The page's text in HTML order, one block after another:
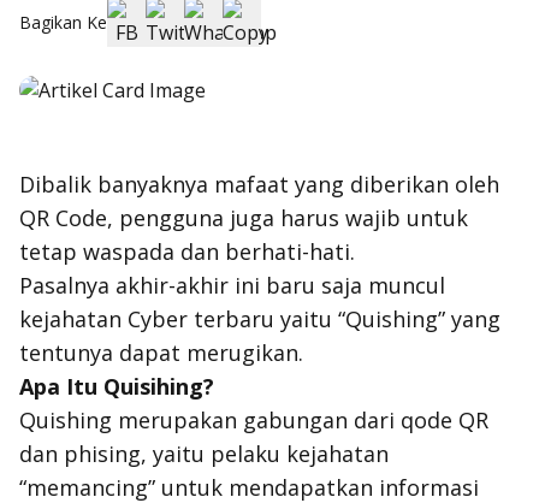
Bagikan Ke
Dibalik banyaknya mafaat yang diberikan oleh
QR Code, pengguna juga harus wajib untuk
tetap waspada dan berhati-hati.
Pasalnya akhir-akhir ini baru saja muncul
kejahatan Cyber terbaru yaitu “Quishing” yang
tentunya dapat merugikan.
Apa Itu Quisihing?
Quishing merupakan gabungan dari qode QR
dan phising, yaitu pelaku kejahatan
“memancing” untuk mendapatkan informasi